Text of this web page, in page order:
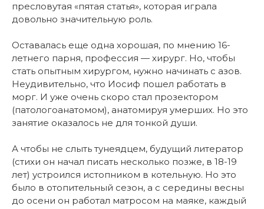
пресловутая «пятая статья», которая играла
довольно значительную роль.
Оставалась еще одна хорошая, по мнению 16-
летнего парня, профессия — хирург. Но, чтобы
стать опытным хирургом, нужно начинать с азов.
Неудивительно, что Иосиф пошел работать в
морг. И уже очень скоро стал прозектором
(патологоанатомом), анатомируя умерших. Но это
занятие оказалось не для тонкой души.
А чтобы не слыть тунеядцем, будущий литератор
(стихи он начал писать несколько позже, в 18-19
лет) устроился истопником в котельную. Но это
было в отопительный сезон, а с середины весны
до осени он работал матросом на маяке, каждый